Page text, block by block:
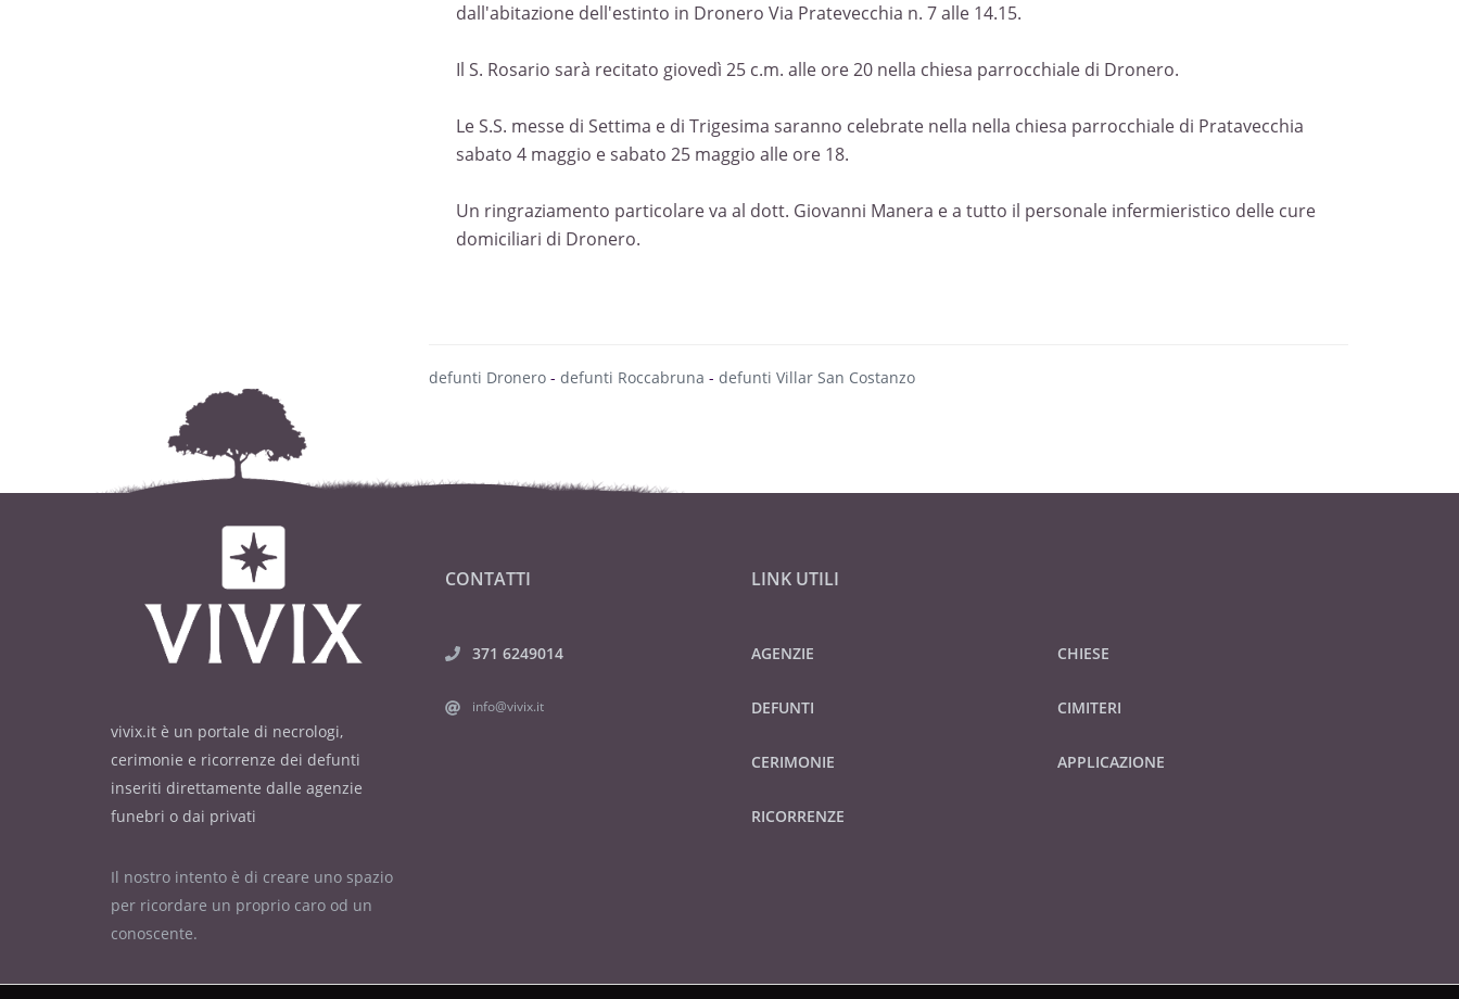
dall'abitazione dell'estinto in Dronero Via Pratevecchia n. 7 alle 14.15.
Il S. Rosario sarà recitato giovedì 25 c.m. alle ore 20 nella chiesa parrocchiale di Dronero.
Le S.S. messe di Settima e di Trigesima saranno celebrate nella nella chiesa parrocchiale di Pratavecchia
sabato 4 maggio e sabato 25 maggio alle ore 18.
Un ringraziamento particolare va al dott. Giovanni Manera e a tutto il personale infermieristico delle cure
domiciliari di Dronero.
defunti Dronero- defunti Roccabruna - defunti Villar San Costanzo
vivix.it è un portale di necrologi,
cerimonie e ricorrenze dei defunti
inseriti direttamente dalle agenzie
funebri o dai privati
Il nostro intento è di creare uno spazio
per ricordare un proprio caro od un
conoscente.
CONTATTI
371 6249014
info@vivix.it
LINK UTILI
AGENZIE
DEFUNTI
CERIMONIE
RICORRENZE
CHIESE
CIMITERI
APPLICAZIONE